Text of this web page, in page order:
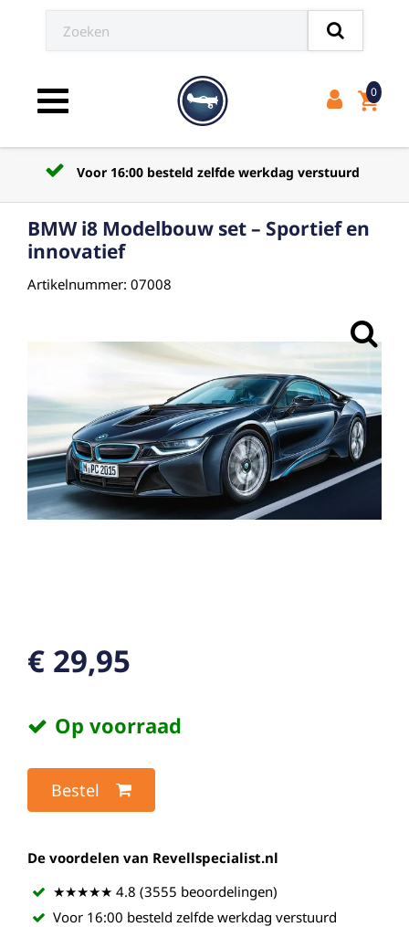
Toggle navigation shopping_cart
0
verstuurd Verzendkosten naar
BMW i8 Modelbouw set – Sportief en
innovatief
Artikelnummer: 07008
€ 29,95
Op voorraad
Bestel
De voordelen van Revellspecialist.nl
★★★★★ 4.8 (3555 beoordelingen)
Voor 16:00 besteld zelfde werkdag verstuurd